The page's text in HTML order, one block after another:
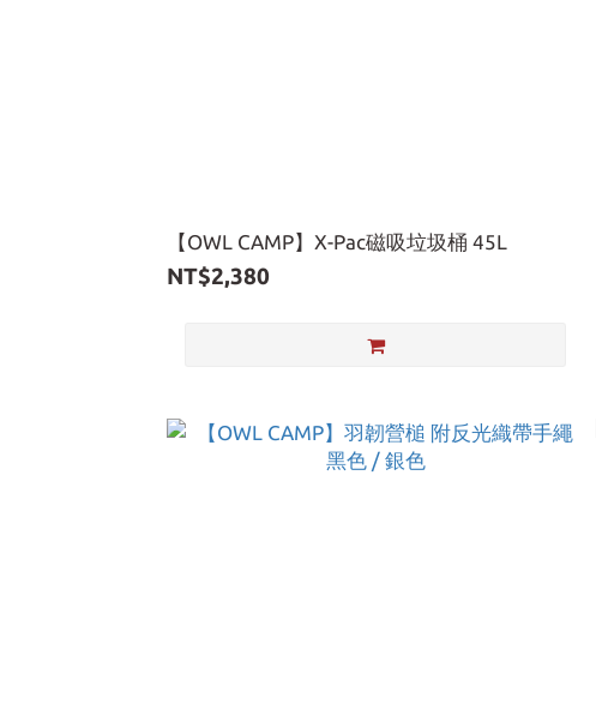
【OWL CAMP】X-Pac磁吸垃圾桶 45L
NT$2,380